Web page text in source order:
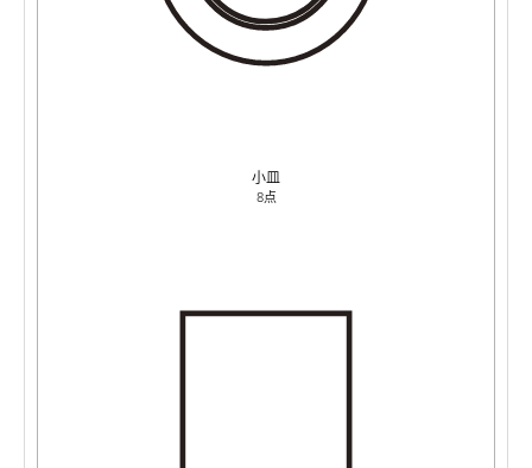
小皿
8点